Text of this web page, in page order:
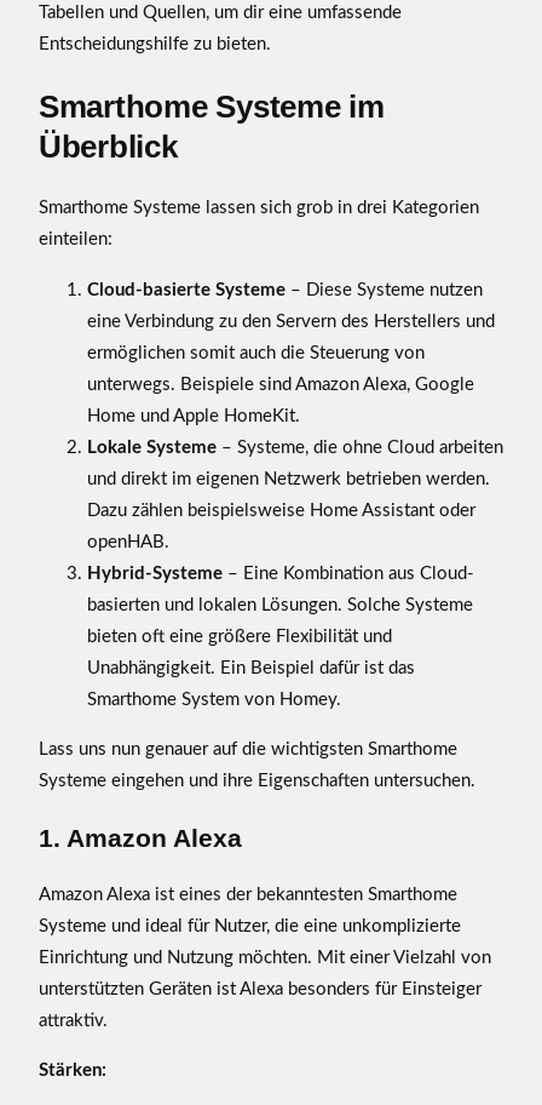
i
r
s
s
a
t
e
o
n
i
b
t
e
Tabellen und Quellen, um dir eine umfassende
Entscheidungshilfe zu bieten.
Smarthome Systeme im
Überblick
Smarthome Systeme lassen sich grob in drei Kategorien
einteilen:
Cloud-basierte Systeme – Diese Systeme nutzen
eine Verbindung zu den Servern des Herstellers und
ermöglichen somit auch die Steuerung von
unterwegs. Beispiele sind Amazon Alexa, Google
Home und Apple HomeKit.
Lokale Systeme – Systeme, die ohne Cloud arbeiten
und direkt im eigenen Netzwerk betrieben werden.
Dazu zählen beispielsweise Home Assistant oder
openHAB.
Hybrid-Systeme – Eine Kombination aus Cloud-
basierten und lokalen Lösungen. Solche Systeme
bieten oft eine größere Flexibilität und
Unabhängigkeit. Ein Beispiel dafür ist das
Smarthome System von Homey.
Lass uns nun genauer auf die wichtigsten Smarthome
Systeme eingehen und ihre Eigenschaften untersuchen.
1. Amazon Alexa
Amazon Alexa ist eines der bekanntesten Smarthome
Systeme und ideal für Nutzer, die eine unkomplizierte
Einrichtung und Nutzung möchten. Mit einer Vielzahl von
unterstützten Geräten ist Alexa besonders für Einsteiger
attraktiv.
Stärken: